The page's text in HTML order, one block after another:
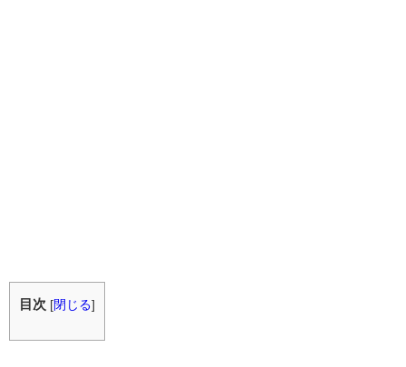
目次 [閉じる]